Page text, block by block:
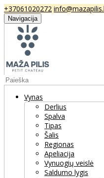
+37061020272
Navigacija
Vynas
Derlius
Spalva
Tipas
Šalis
Regionas
Apeliacija
Vynuogių veislė
Saldumo lygis